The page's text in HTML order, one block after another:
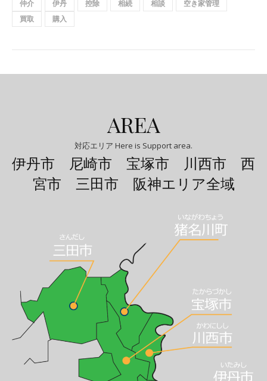
仲介 伊丹 控除 相続 相談
空き家管理
買取
購入
AREA
対応エリア Here is Support area.
伊丹市 尼崎市 宝塚市 川西市 西
宮市 三田市 阪神エリア全域